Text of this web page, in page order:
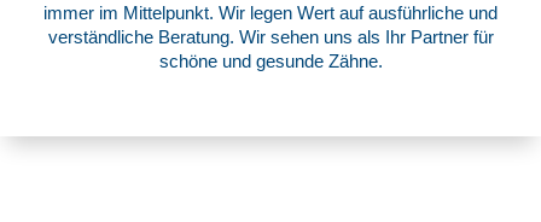
immer im Mittelpunkt. Wir legen Wert auf ausführliche und
verständliche Beratung. Wir sehen uns als Ihr Partner für
schöne und gesunde Zähne.